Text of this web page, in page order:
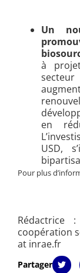
Un
à
en
USD,
Pour plus
Rédactrice
coopération
at inrae.fr
Partager